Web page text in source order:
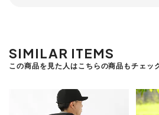
SIMILAR ITEMS
この商品を見た人はこちらの商品もチェッ